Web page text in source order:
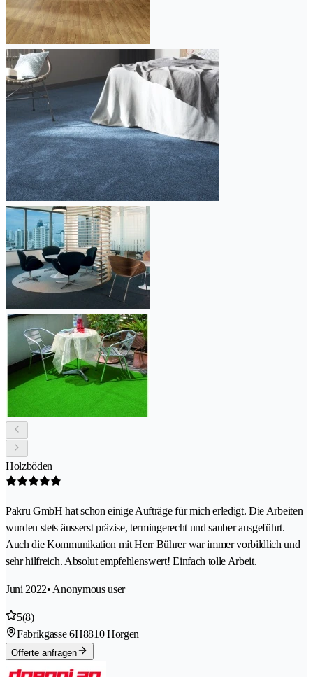
Holzböden
Pakru GmbH hat schon einige Aufträge für mich erledigt. Die Arbeiten
wurden stets äusserst präzise, termingerecht und sauber ausgeführt.
Auch die Kommunikation mit Herr Bührer war immer vorbildlich und
sehr hilfreich. Absolut empfehlenswert! Einfach tolle Arbeit.
Juni 2022• Anonymous user
5(8)
Fabrikgasse 6H8810 Horgen
Offerte anfragen